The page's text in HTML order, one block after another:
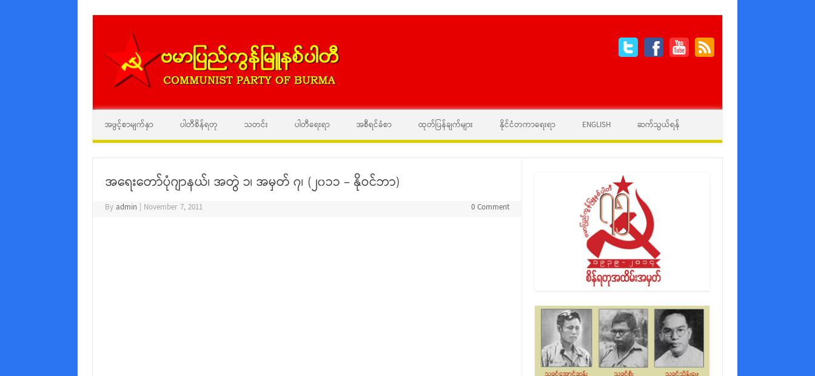
အဖွင့်စာမျက်နှာ ပါတီစိန်ရတု သတင်း ပါတီရေးရာ အစီရင်ခံစာ ထုတ်ပြန်ချက်များ နိုင်ငံတကာရေးရာ ENGLISH ဆက်သွယ်ရန်
အရေးတော်ပုံဂျာနယ်၊ အတွဲ ၁၊ အမှတ် ၇၊ (၂၀၁၁ – နိုဝင်ဘာ)
Byadmin November 7, 2011 0 Comment